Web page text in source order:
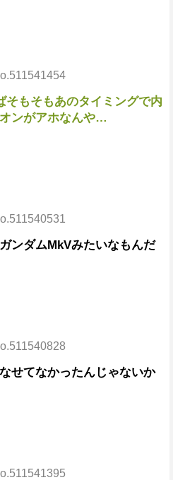
そもそもあのタイミングで内
ンがアホなんや…
ンダムMkVみたいなもんだ
せてなかったんじゃないか